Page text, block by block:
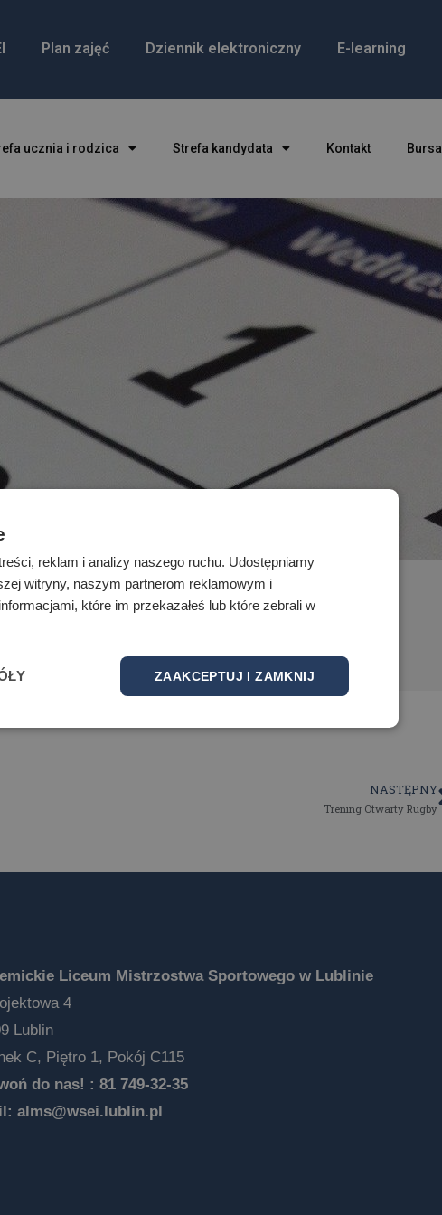
Plan zajęć Dziennik elektroniczny E-learning
ucznia i rodzica Strefa kandydata Kontakt Bursa
NASTĘPNY
Trening Otwarty Rugby
Liceum Mistrzostwa Sportowego w Lublinie
4
Lublin
C, Piętro 1, Pokój C115
do nas! : 81 749-32-35
alms@wsei.lublin.pl
reklam i analizy naszego ruchu. Udostępniamy
witryny, naszym partnerom reklamowym i
które im przekazałeś lub które zebrali w
ZAAKCEPTUJ I ZAMKNIJ